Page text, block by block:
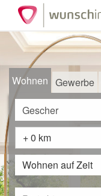
Wohnen Gewerbe
+ 0 km
Wohnen auf Zeit